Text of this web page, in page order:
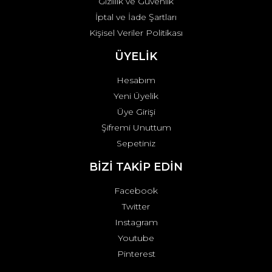
İptal ve İade Şartları
Kişisel Veriler Politikası
ÜYELİK
Hesabım
Yeni Üyelik
Üye Girişi
Şifremi Unuttum
Sepetiniz
BİZİ TAKİP EDİN
Facebook
Twitter
Instagram
Youtube
Pinterest